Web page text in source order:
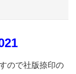
ので社版捺印の